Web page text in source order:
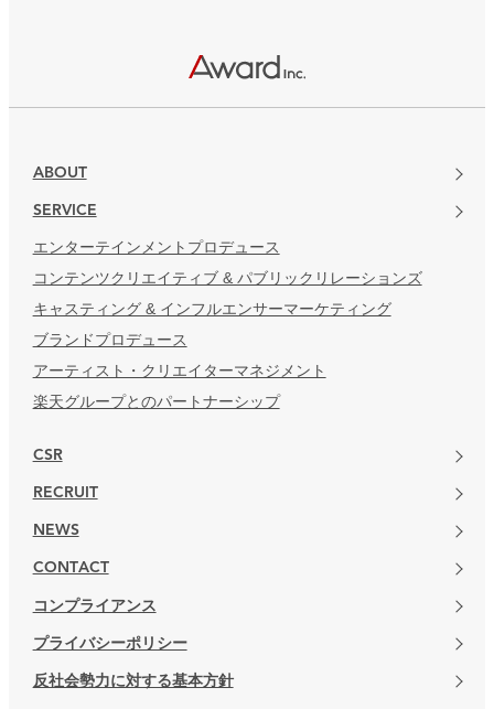
ABOUT
SERVICE
エンターテインメントプロデュース
コンテンツクリエイティブ & パブリックリレーションズ
キャスティング & インフルエンサーマーケティング
ブランドプロデュース
アーティスト・クリエイターマネジメント
楽天グループとのパートナーシップ
CSR
RECRUIT
NEWS
CONTACT
コンプライアンス
プライバシーポリシー
反社会勢力に対する基本方針